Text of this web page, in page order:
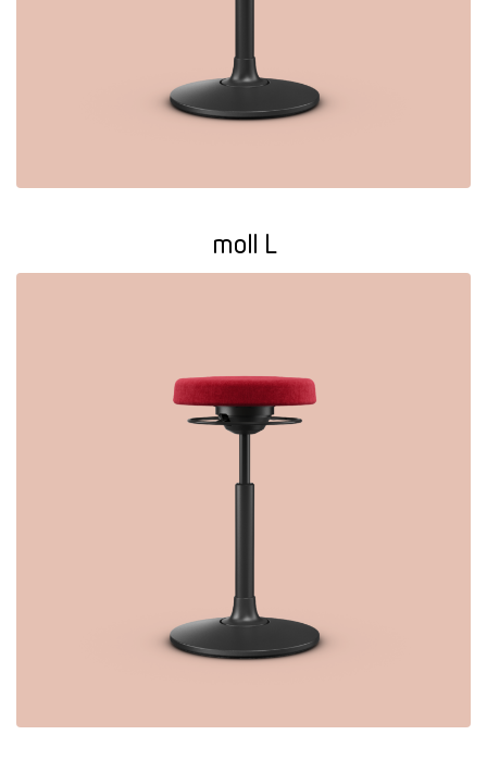
moll L